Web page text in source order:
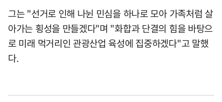
그는 "선거로 인해 나뉜 민심을 하나로 모아 가족처럼 살
아가는 횡성을 만들겠다"며 "화합과 단결의 힘을 바탕으
로 미래 먹거리인 관광산업 육성에 집중하겠다"고 말했
다.